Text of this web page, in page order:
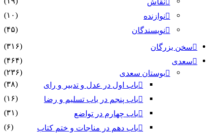
نقاش
نوازنده
(۱۰)
نویسندگان
(۴۵)
سخن بزرگان
(۳۱۶)
سعدی
(۴۶۴)
بوستان سعدی
(۲۳۶)
باب اول در عدل و تدبیر و رای
(۳۸)
باب پنجم در باب تسلیم و رضا
(۱۶)
باب چهارم در تواضع
(۳۱)
باب دهم در مناجات و ختم کتاب
(۶)